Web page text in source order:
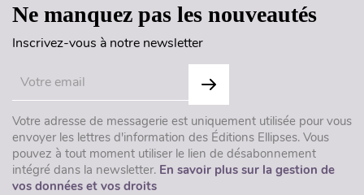
Ne manquez pas les nouveautés
Inscrivez-vous à notre newsletter
Votre adresse de messagerie est uniquement utilisée pour vous
envoyer les lettres d'information des Éditions Ellipses. Vous
pouvez à tout moment utiliser le lien de désabonnement
intégré dans la newsletter. En savoir plus sur la gestion de
vos données et vos droits